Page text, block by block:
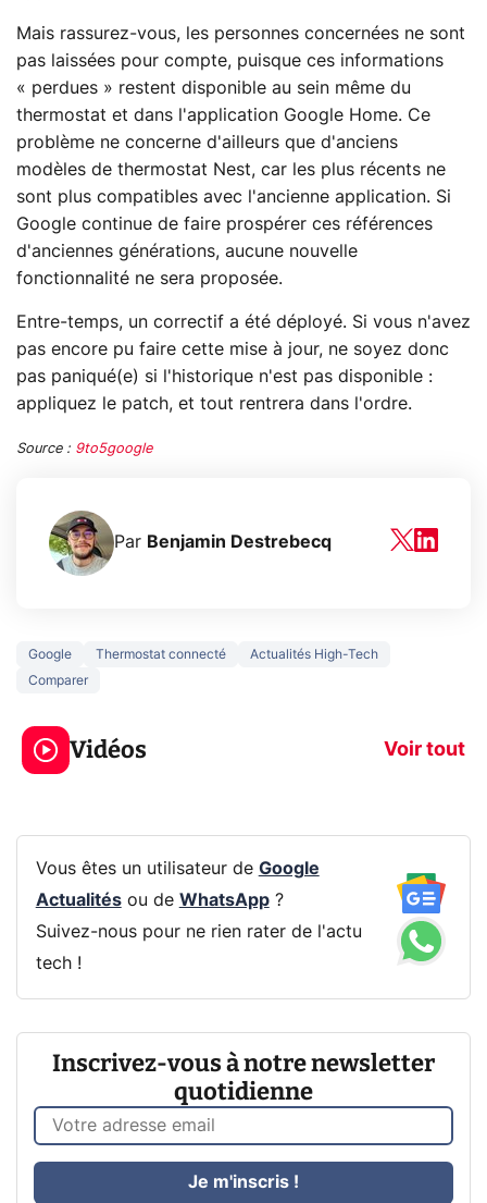
Mais rassurez-vous, les personnes concernées ne sont
pas laissées pour compte, puisque ces informations
« perdues » restent disponible au sein même du
thermostat et dans l'application Google Home. Ce
problème ne concerne d'ailleurs que d'anciens
modèles de thermostat Nest, car les plus récents ne
sont plus compatibles avec l'ancienne application. Si
Google continue de faire prospérer ces références
d'anciennes générations, aucune nouvelle
fonctionnalité ne sera proposée.
Entre-temps, un correctif a été déployé. Si vous n'avez
pas encore pu faire cette mise à jour, ne soyez donc
pas paniqué(e) si l'historique n'est pas disponible :
appliquez le patch, et tout rentrera dans l'ordre.
Source : 9to5google
Par Benjamin Destrebecq
Google Thermostat connecté
Actualités High-Tech
Comparer
Vidéos Voir tout
5 générations de
jeux dans la
prochaine Xbox !
navigation
Vous êtes un utilisateur de Google
Actualitésou de WhatsApp?
Suivez-nous pour ne rien rater de l'actu
tech !
Inscrivez-vous à notre newsletter
quotidienne
Je m'inscris !